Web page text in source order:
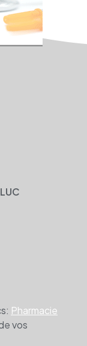
Pharmacie
vos